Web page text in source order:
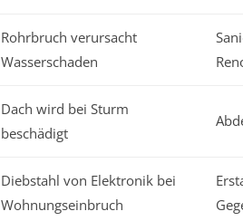
Rohrbruch verursacht
Wasserschaden
Dach wird bei Sturm
beschädigt
Diebstahl von Elektronik bei
Wohnungseinbruch